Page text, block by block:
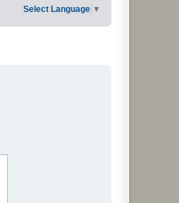
Select Language ▼